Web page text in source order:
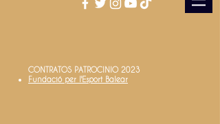
CONTRATOS PATROCINIO 2023
Fundació per l'Esport Balear